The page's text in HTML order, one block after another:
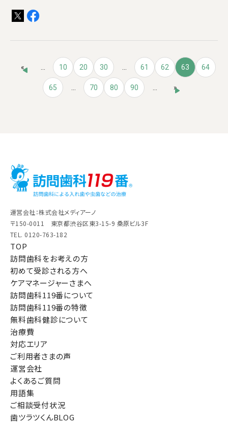
« ... 10 20 30 ... 61 62 63 64
65 ... 70 80 90 ... »
運営会社：株式会社メディアーノ
〒150-0011 東京都渋谷区東3-15-9 桑原ビル3F
TEL. 0120-763-182
TOP
訪問歯科をお考えの方
初めて受診される方へ
ケアマネージャーさまへ
訪問歯科119番について
訪問歯科119番の特徴
無料歯科健診について
治療費
対応エリア
ご利用者さまの声
運営会社
よくあるご質問
用語集
ご相談受付状況
歯ツラツくんBLOG